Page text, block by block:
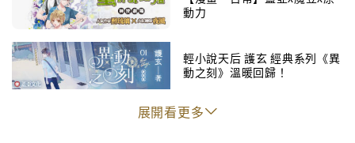
與青鳥冷戰期間，琥珀頻頻出現異狀，
兩人間的羈絆，面臨最大危機。
特別收錄>番外．摯愛
動力
輕小說天后 護玄 經典系列《異
動之刻》溫暖回歸！
展開看更多